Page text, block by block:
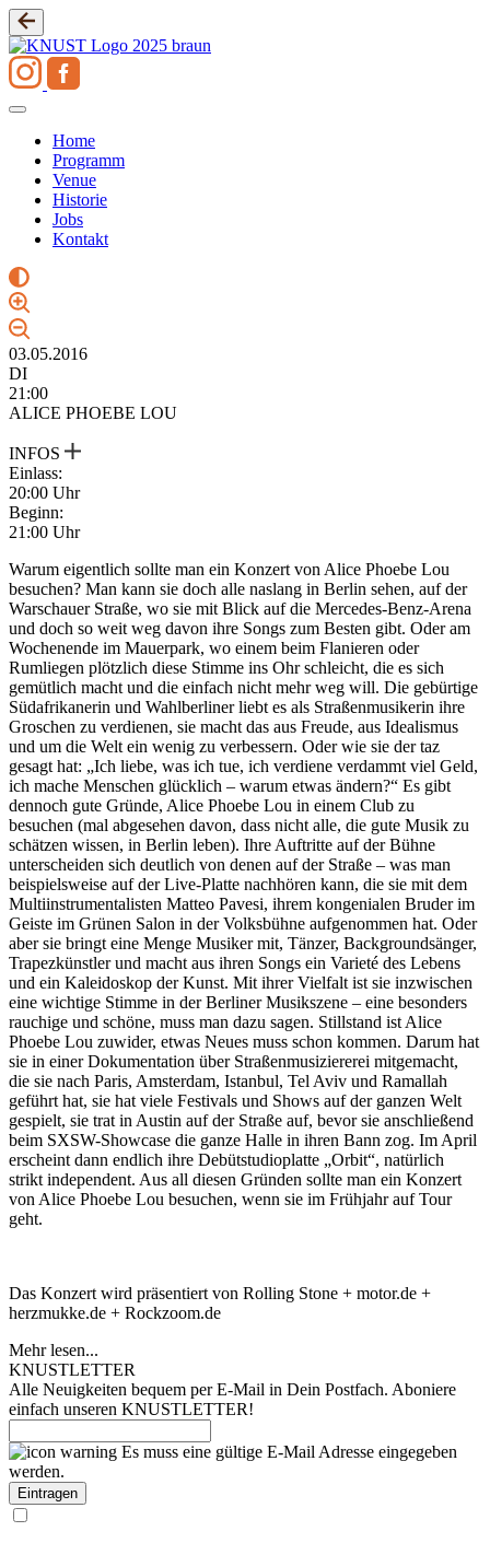
Zum
Inhalt
springen
Home
Programm
Venue
Historie
Jobs
Kontakt
03.05.2016
DI
21:00
ALICE PHOEBE LOU
INFOS
Einlass:
20:00 Uhr
Beginn:
21:00 Uhr
Warum eigentlich sollte man ein Konzert von Alice Phoebe Lou
besuchen? Man kann sie doch alle naslang in Berlin sehen, auf der
Warschauer Straße, wo sie mit Blick auf die Mercedes-Benz-Arena
und doch so weit weg davon ihre Songs zum Besten gibt. Oder am
Wochenende im Mauerpark, wo einem beim Flanieren oder
Rumliegen plötzlich diese Stimme ins Ohr schleicht, die es sich
gemütlich macht und die einfach nicht mehr weg will. Die gebürtige
Südafrikanerin und Wahlberliner liebt es als Straßenmusikerin ihre
Groschen zu verdienen, sie macht das aus Freude, aus Idealismus
und um die Welt ein wenig zu verbessern. Oder wie sie der taz
gesagt hat: „Ich liebe, was ich tue, ich verdiene verdammt viel Geld,
ich mache Menschen glücklich – warum etwas ändern?“ Es gibt
dennoch gute Gründe, Alice Phoebe Lou in einem Club zu
besuchen (mal abgesehen davon, dass nicht alle, die gute Musik zu
schätzen wissen, in Berlin leben). Ihre Auftritte auf der Bühne
unterscheiden sich deutlich von denen auf der Straße – was man
beispielsweise auf der Live-Platte nachhören kann, die sie mit dem
Multiinstrumentalisten Matteo Pavesi, ihrem kongenialen Bruder im
Geiste im Grünen Salon in der Volksbühne aufgenommen hat. Oder
aber sie bringt eine Menge Musiker mit, Tänzer, Backgroundsänger,
Trapezkünstler und macht aus ihren Songs ein Varieté des Lebens
und ein Kaleidoskop der Kunst. Mit ihrer Vielfalt ist sie inzwischen
eine wichtige Stimme in der Berliner Musikszene – eine besonders
rauchige und schöne, muss man dazu sagen. Stillstand ist Alice
Phoebe Lou zuwider, etwas Neues muss schon kommen. Darum hat
sie in einer Dokumentation über Straßenmusiziererei mitgemacht,
die sie nach Paris, Amsterdam, Istanbul, Tel Aviv und Ramallah
geführt hat, sie hat viele Festivals und Shows auf der ganzen Welt
gespielt, sie trat in Austin auf der Straße auf, bevor sie anschließend
beim SXSW-Showcase die ganze Halle in ihren Bann zog. Im April
erscheint dann endlich ihre Debütstudioplatte „Orbit“, natürlich
strikt independent. Aus all diesen Gründen sollte man ein Konzert
von Alice Phoebe Lou besuchen, wenn sie im Frühjahr auf Tour
geht.
Das Konzert wird präsentiert von Rolling Stone + motor.de +
herzmukke.de + Rockzoom.de
Mehr lesen...
KNUSTLETTER
Alle Neuigkeiten bequem per E-Mail in Dein Postfach. Aboniere
einfach unseren KNUSTLETTER!
Es muss eine gültige E-Mail Adresse eingegeben
werden.